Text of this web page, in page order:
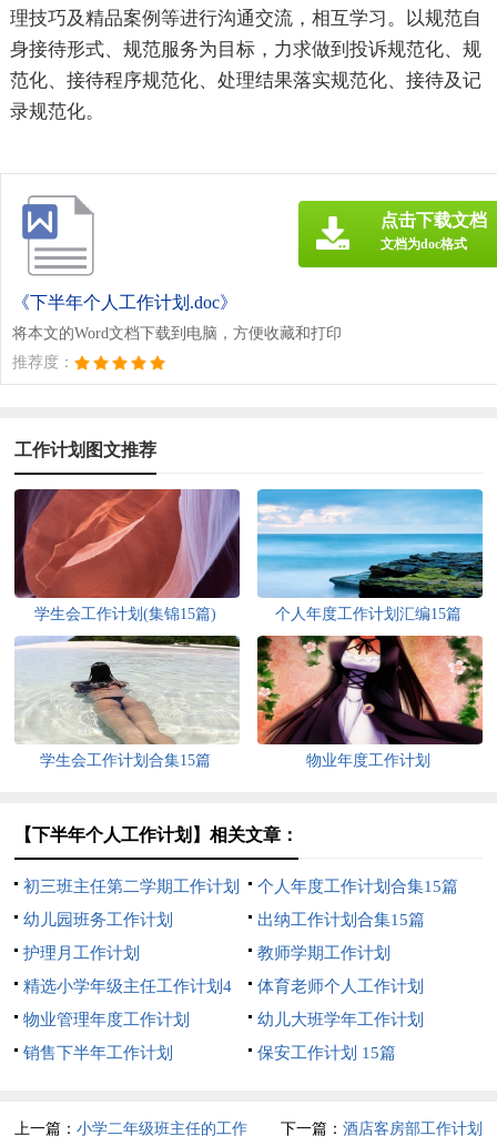
理技巧及精品案例等进行沟通交流，相互学习。以规范自
身接待形式、规范服务为目标，力求做到投诉规范化、规
范化、接待程序规范化、处理结果落实规范化、接待及记
录规范化。
《下半年个人工作计划.doc》
将本文的Word文档下载到电脑，方便收藏和打印
推荐度：
点击下载文档
文档为doc格式
工作计划图文推荐
学生会工作计划(集锦15篇) 个人年度工作计划汇编15篇
学生会工作计划合集15篇 物业年度工作计划
【下半年个人工作计划】相关文章：
初三班主任第二学期工作计划
个人年度工作计划合集15篇
幼儿园班务工作计划
出纳工作计划合集15篇
护理月工作计划
教师学期工作计划
精选小学年级主任工作计划4
篇
体育老师个人工作计划
物业管理年度工作计划
幼儿大班学年工作计划
销售下半年工作计划
保安工作计划 15篇
上一篇：小学二年级班主任的工作 下一篇： 酒店客房部工作计划